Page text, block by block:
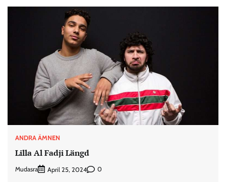
ANDRA ÄMNEN
Lilla Al Fadji Längd
Mudasra April 25, 2024 0